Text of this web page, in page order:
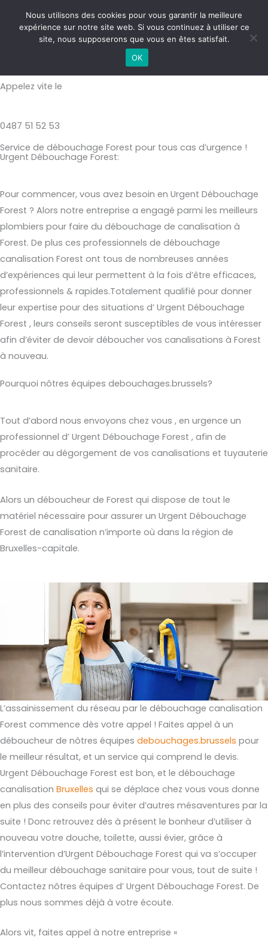
Appelez vite le
0487 51 52 53
Service de débouchage Forest pour tous cas d’urgence !
Urgent Débouchage Forest:
Pour commencer, vous avez besoin en Urgent Débouchage
Forest ? Alors notre entreprise a engagé parmi les meilleurs
plombiers pour faire du débouchage de canalisation à
Forest. De plus ces professionnels de débouchage
canalisation Forest ont tous de nombreuses années
d’expériences qui leur permettent à la fois d’être efficaces,
professionnels & rapides.Totalement qualifié pour donner
leur expertise pour des situations d’ Urgent Débouchage
Forest , leurs conseils seront susceptibles de vous intéresser
afin d’éviter de devoir déboucher vos canalisations à Forest
à nouveau.
Pourquoi nôtres équipes debouchages.brussels?
Tout d’abord nous envoyons chez vous , en urgence un
professionnel d’ Urgent Débouchage Forest , afin de
procéder au dégorgement de vos canalisations et tuyauterie
sanitaire.
Alors un déboucheur de Forest qui dispose de tout le
matériel nécessaire pour assurer un Urgent Débouchage
Forest de canalisation n’importe où dans la région de
Bruxelles-capitale.
L’assainissement du réseau par le débouchage canalisation
Forest commence dès votre appel ! Faites appel à un
déboucheur de nôtres équipes debouchages.brussels pour
le meilleur résultat, et un service qui comprend le devis.
Urgent Débouchage Forest est bon, et le débouchage
canalisation Bruxelles qui se déplace chez vous vous donne
en plus des conseils pour éviter d’autres mésaventures par la
suite ! Donc retrouvez dès à présent le bonheur d’utiliser à
nouveau votre douche, toilette, aussi évier, grâce à
l’intervention d’Urgent Débouchage Forest qui va s’occuper
du meilleur débouchage sanitaire pour vous, tout de suite !
Contactez nôtres équipes d’ Urgent Débouchage Forest. De
plus nous sommes déjà à votre écoute.
Alors vit, faites appel à notre entreprise «
Nous utilisons des cookies pour vous garantir la meilleure
expérience sur notre site web. Si vous continuez à utiliser ce
site, nous supposerons que vous en êtes satisfait.
OK